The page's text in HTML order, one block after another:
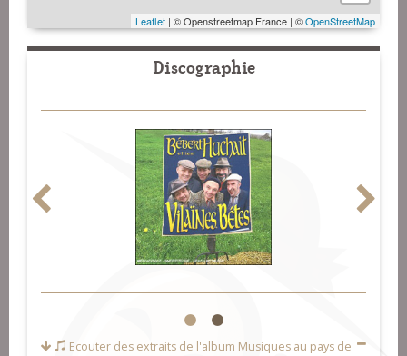
Leaflet | © Openstreetmap France | ©OpenStreetMap
Discographie
1 2
Ecouter des extraits de l'album Musiques au pays de